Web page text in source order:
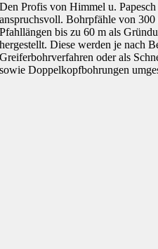
Den Profis von Himmel u.
anspruchsvoll. Bohrpfähle von
Pfahllängen bis zu 60 m als
hergestellt. Diese werden je nach
Greiferbohrverfahren oder als
sowie Doppelkopfbohrungen